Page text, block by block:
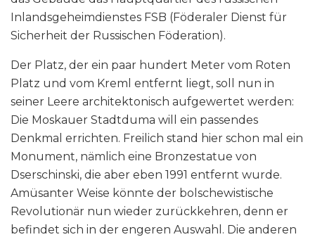
Inlandsgeheimdienstes FSB (Föderaler Dienst für
Sicherheit der Russischen Föderation).
Der Platz, der ein paar hundert Meter vom Roten
Platz und vom Kreml entfernt liegt, soll nun in
seiner Leere architektonisch aufgewertet werden:
Die Moskauer Stadtduma will ein passendes
Denkmal errichten. Freilich stand hier schon mal ein
Monument, nämlich eine Bronzestatue von
Dserschinski, die aber eben 1991 entfernt wurde.
Amüsanter Weise könnte der bolschewistische
Revolutionär nun wieder zurückkehren, denn er
befindet sich in der engeren Auswahl. Die anderen